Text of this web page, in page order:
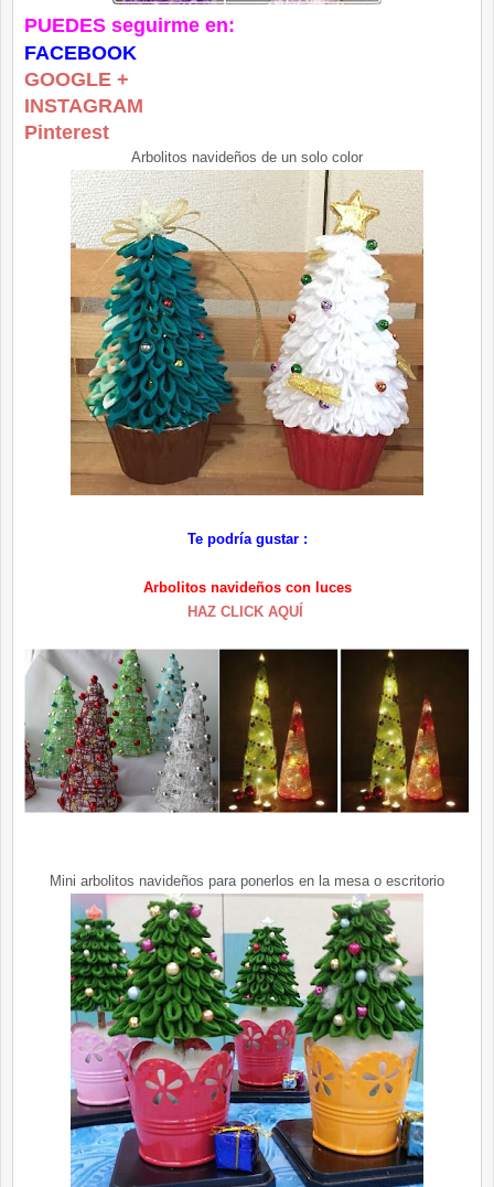
PUEDES seguirme en:
FACEBOOK
GOOGLE +
INSTAGRAM
Pinterest
Arbolitos navideños de un solo color
Te podría gustar :
Arbolitos navideños con luces
HAZ CLICK AQUÍ
Mini arbolitos navideños para ponerlos en la mesa o escritorio